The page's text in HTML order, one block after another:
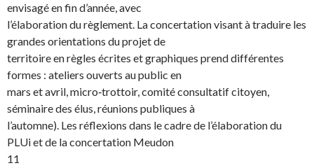
envisagé en fin d’année, avec
l’élaboration du règlement. La concertation visant à traduire les
grandes orientations du projet de
territoire en règles écrites et graphiques prend différentes
formes : ateliers ouverts au public en
mars et avril, micro‐trottoir, comité consultatif citoyen,
séminaire des élus, réunions publiques à
l’automne). Les réflexions dans le cadre de l’élaboration du
PLUi et de la concertation Meudon
11